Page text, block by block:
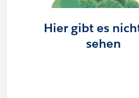
Hier gibt es
sehen